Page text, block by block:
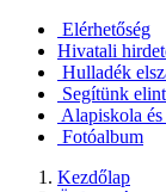
Elérhetőség
Hivatali
Hulladék
Segítünk
Alapiskola és
Fotóalbum
Kezdőlap